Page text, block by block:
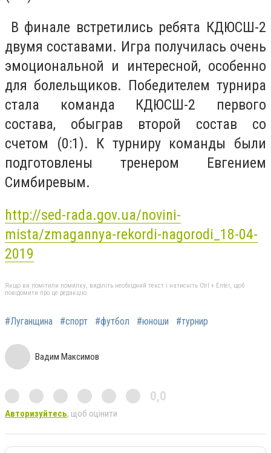
В финале встретились ребята КДЮСШ-2
двумя составами. Игра получилась очень
эмоциональной и интересной, особенно
для болельщиков. Победителем турнира
стала команда КДЮСШ-2 первого
состава, обыграв второй состав со
счетом (0:1). К турниру команды были
подготовлены тренером Евгением
Симбиревым.
http://sed-rada.gov.ua/novini-
mista/zmagannya-rekordi-nagorodi_18-04-
2019
Якщо ви помітили помилку, виділіть необхідний текст і натисніть Ctrl + Enter, щоб
повідомити про це редакцію
#Луганщина #спорт #футбол #юноши #турнир
Вадим Максимов
0,0
Авторизуйтесь, щоб оцінити